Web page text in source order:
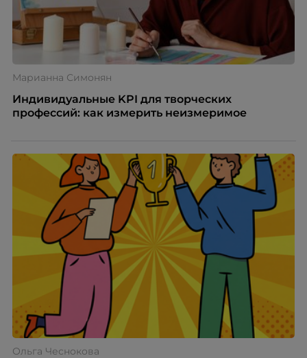
Марианна Симонян
Индивидуальные KPI для творческих
профессий: как измерить неизмеримое
Ольга Чеснокова